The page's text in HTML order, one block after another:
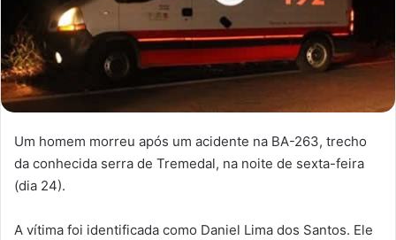
Um homem morreu após um acidente na BA-263, trecho
da conhecida serra de Tremedal, na noite de sexta-feira
(dia 24).
A vítima foi identificada como Daniel Lima dos Santos. Ele